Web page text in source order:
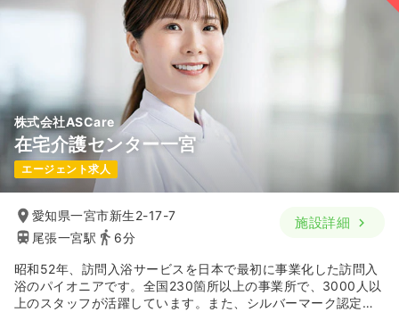
株式会社ASCare
在宅介護センター一宮
エージェント求人
愛知県一宮市新生2-17-7
尾張一宮駅
6分
施設詳細
昭和52年、訪問入浴サービスを日本で最初に事業化した訪問入
浴のパイオニアです。全国230箇所以上の事業所で、3000人以
上のスタッフが活躍しています。また、シルバーマーク認定第